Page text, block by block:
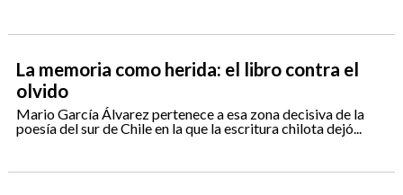
La memoria como herida: el libro contra el
olvido
Mario García Álvarez pertenece a esa zona decisiva de la
poesía del sur de Chile en la que la escritura chilota dejó...